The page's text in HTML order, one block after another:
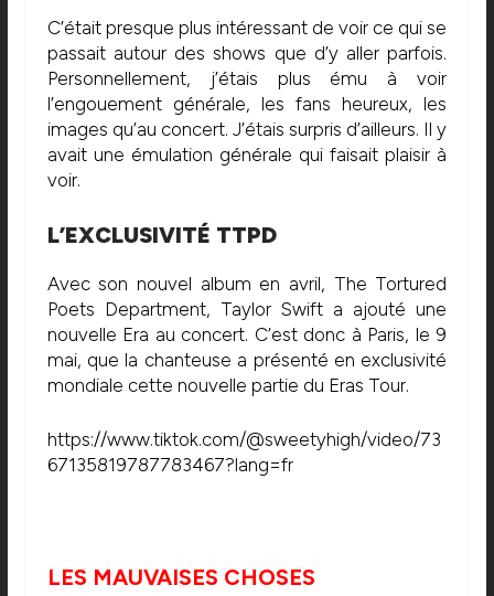
C’était presque plus intéressant de voir ce qui se
passait autour des shows que d’y aller parfois.
Personnellement, j’étais plus ému à voir
l’engouement générale, les fans heureux, les
images qu’au concert. J’étais surpris d’ailleurs. Il y
avait une émulation générale qui faisait plaisir à
voir.
L’EXCLUSIVITÉ TTPD
Avec son nouvel album en avril, The Tortured
Poets Department, Taylor Swift a ajouté une
nouvelle Era au concert. C’est donc à Paris, le 9
mai, que la chanteuse a présenté en exclusivité
mondiale cette nouvelle partie du Eras Tour.
https://www.tiktok.com/@sweetyhigh/video/73
67135819787783467?lang=fr
LES MAUVAISES CHOSES